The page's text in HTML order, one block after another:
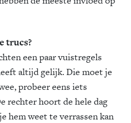
trucs?
een paar vuistregels
altijd gelijk. Die moet je
probeer eens iets
rechter hoort de hele dag
hem weet te verrassen kan